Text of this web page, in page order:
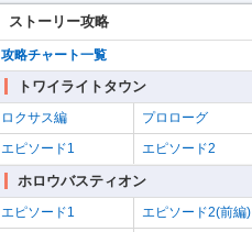
ストーリー攻略
攻略チャート一覧
トワイライトタウン
ロクサス編
プロローグ
エピソード1
エピソード2
ホロウバスティオン
エピソード1
エピソード2(前編)